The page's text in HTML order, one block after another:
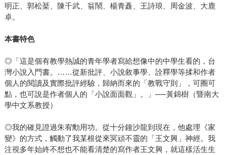
明正、郭松棻、陳千武、翁鬧、楊青矗、王詩琅、周金波、大鹿
卓。
本書特色
◎「這是個有教學熱誠的青年學者寫給想像中的中學生看的，台
灣小說入門書。……從新批評、小說敘事學、詮釋學等揉和作者
個人的閱讀及實際批評經驗，歸納而來的「教戰守則」，可圈可
點，也可說是作者個人的「小說面面觀」。」──黃錦樹（暨南大
學中文系教授）
◎我的確見證過朱宥勳用功。從十分鐘沙龍到現在，他處理《家
變》的方式，觸動了我某根從來冥頑不靈的「王文興」神經。我
注視多年始終不想也不能看清楚的寫作者王文興，就這樣活生生